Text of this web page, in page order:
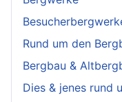
Rund um den
Bergbau &
Dies & jenes rund